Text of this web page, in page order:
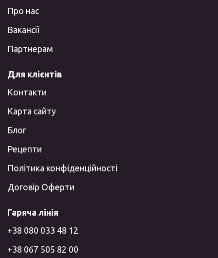
Про нас
Вакансії
Партнерам
Для клієнтів
Контакти
Карта сайту
Блог
Рецепти
Політика конфіденційності
Договір Оферти
Гаряча лінія
+38 080 033 48 12
+38 067 505 82 00